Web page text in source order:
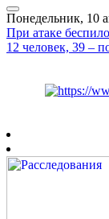
Понедельник, 10
При атаке
12 человек, 39 –